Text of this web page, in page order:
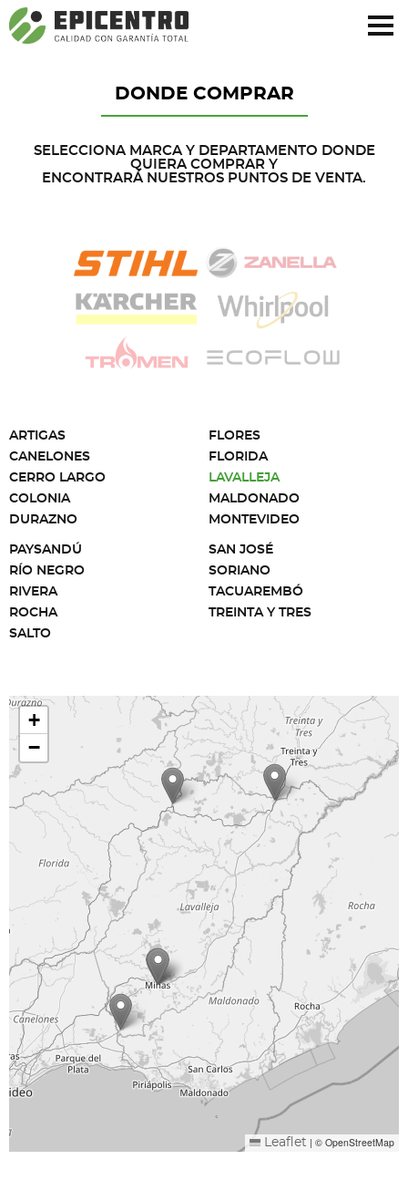
¿Olvidó su contraseña?Regístrese aquí
DONDE COMPRAR
SELECCIONA MARCA Y DEPARTAMENTO DONDE
QUIERA COMPRAR Y
ENCONTRARÁ NUESTROS PUNTOS DE VENTA.
ARTIGAS
CANELONES
CERRO LARGO
COLONIA
DURAZNO
FLORES
FLORIDA
LAVALLEJA
MALDONADO
MONTEVIDEO
PAYSANDÚ
RÍO NEGRO
RIVERA
ROCHA
SALTO
SAN JOSÉ
SORIANO
TACUAREMBÓ
TREINTA Y TRES
+
−
Leaflet | © OpenStreetMap